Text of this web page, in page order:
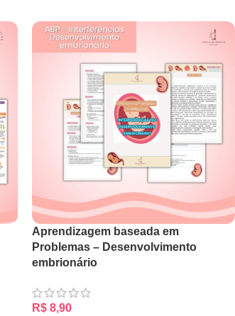
Aprendizagem baseada em
Problemas – Desenvolvimento
embrionário
R$ 8,90